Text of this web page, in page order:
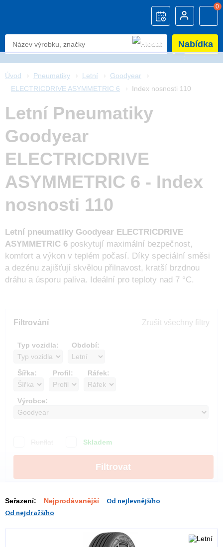
0
Nabídka
Úvod Pneumatiky Letní
Goodyear
ELECTRICDRIVE ASYMMETRIC 6
Index nosnosti 110
Letní Pneumatiky
Goodyear
ELECTRICDRIVE
ASYMMETRIC 6 - Index
nosnosti 110
Letní pneumatiky Goodyear ELECTRICDRIVE
ASYMMETRIC 6 poskytují maximální bezpečnost,
komfort a výkon v teplém počasí. Díky speciální směsi
a dezénu zajišťují skvělou přilnavost, kratší brzdnou
dráhu a úsporu paliva. Ideální pro teploty nad 7 °C.
Filtrování Zrušit všechny filtry
Typ vozidla: Období:
Šířka: Profil: Ráfek:
Výrobce:
Skladem
Filtrovat
Seřazení: Nejprodávanější
Od nejlevnějšího
Od nejdražšího